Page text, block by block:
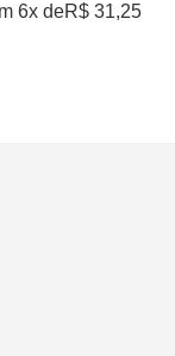
6x deR$ 31,25